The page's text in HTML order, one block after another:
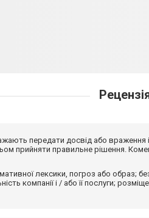
передати досвід або
прийняти правильне рішення.
лексики, погроз або образ;
компанії і / або її послуги;